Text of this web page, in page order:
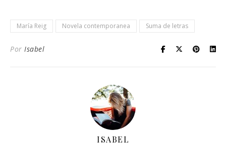
dolor y engaño, sólo
porque lo odiaba con…
María Reig Novela contemporanea Suma de letras
Por Isabel
ISABEL